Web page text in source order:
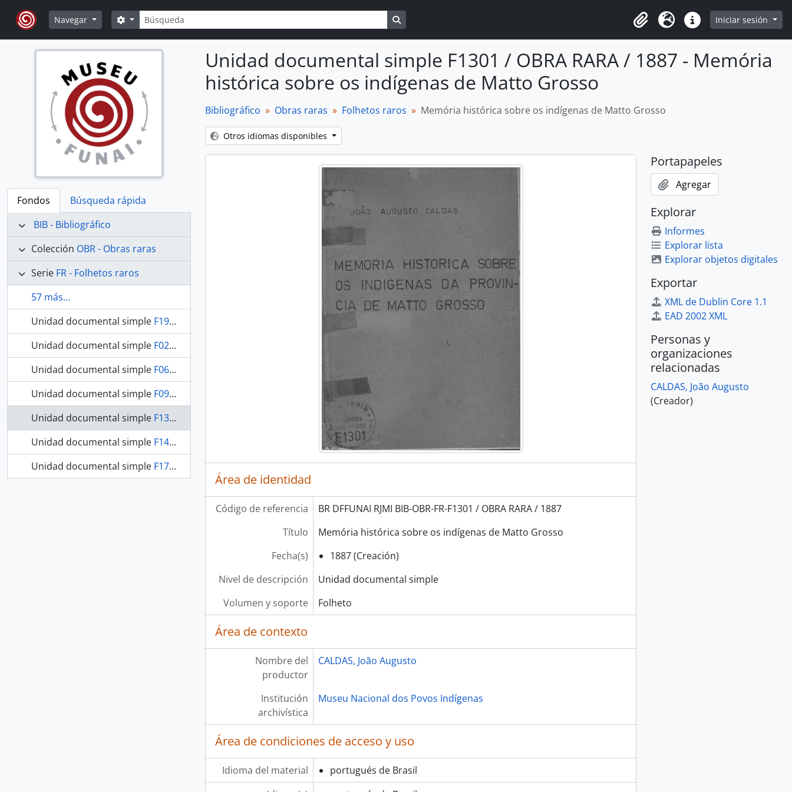
Skip to main content
Navegar
Búsqueda
Search options
Portapapeles
Idioma Enlaces rápidos
Iniciar sesión
Fondos
Búsqueda rápida
BIB - Bibliográfico
Colección OBR - Obras raras
Serie FR - Folhetos raros
57 más...
Unidad documental simple F1920 / OBRA RARA / 1928 - Nos Sertões do Gurupy
Unidad documental simple F0203 / OBRA RARA / 1915 - Pelos nossos aborígenes
Unidad documental simple F0643 / OBRA RARA / 1942 - Revista da Escola Militar
Unidad documental simple F0982 / OBRA RARA / 1920 - Cambuci
Unidad documental simple F1301 / OBRA RARA / 1887 - Memória histórica sobre os indígenas de Matto Grosso
Unidad documental simple F1407 / OBRA RARA / 1919 - Limites entre os estados de Matto Grosso e Goyaz
Unidad documental simple F1732 / OBRA RARA / 1944 - Revista do Serviço Público
Unidad documental simple F1301 / OBRA RARA / 1887 - Memória
histórica sobre os indígenas de Matto Grosso
Bibliográfico Obras raras Folhetos raros Memória histórica sobre os indígenas de Matto Grosso
Otros idiomas disponibles
Área de identidad
Código de referencia
BR DFFUNAI RJMI BIB-OBR-FR-F1301 / OBRA RARA / 1887
Título
Memória histórica sobre os indígenas de Matto Grosso
Fecha(s)
1887 (Creación)
Nivel de descripción
Unidad documental simple
Volumen y soporte
Folheto
Área de contexto
Nombre del
productor
CALDAS, João Augusto
Institución
archivística
Museu Nacional dos Povos Indígenas
Área de condiciones de acceso y uso
Idioma del material
portugués de Brasil
Portapapeles
Agregar
Explorar
Informes
Explorar lista
Explorar objetos digitales
Exportar
XML de Dublin Core 1.1
EAD 2002 XML
Personas y
organizaciones
relacionadas
CALDAS, João Augusto
(Creador)